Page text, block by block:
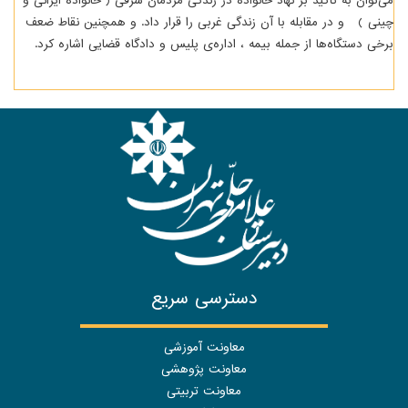
چینی ) و در مقابله با آن زندگی غربی را قرار داد. و همچنین نقاط ضعف
برخی دستگاه‌ها از جمله بیمه ، اداره‌ی پلیس و دادگاه قضایی اشاره کرد.
دسترسی سریع
معاونت آموزشی
معاونت پژوهشی
معاونت تربیتی